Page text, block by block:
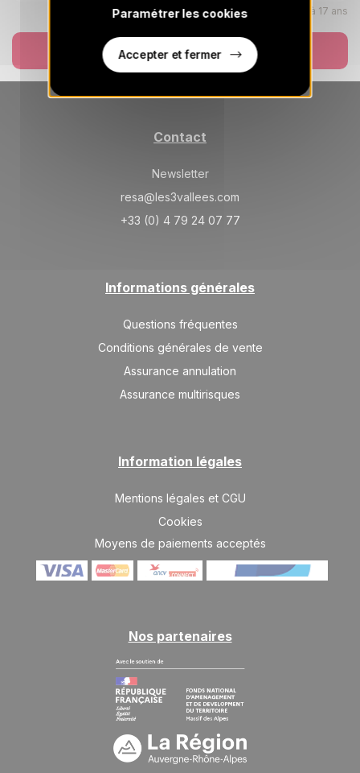
Enfants âgés de 0 à 17 ans
Réserver
Contact
Newsletter
resa@les3vallees.com
+33 (0) 4 79 24 07 77
Informations générales
Questions fréquentes
Conditions générales de vente
Assurance annulation
Assurance multirisques
Information légales
Mentions légales et CGU
Cookies
Moyens de paiements acceptés
Nos partenaires
Paramétrer les cookies
Accepter et fermer